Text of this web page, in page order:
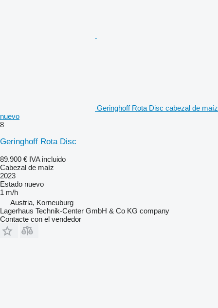
Geringhoff Rota Disc cabezal de maíz
nuevo
8
Geringhoff Rota Disc
89.900 € IVA incluido
Cabezal de maíz
2023
Estado nuevo
1 m/h
Austria, Korneuburg
Lagerhaus Technik-Center GmbH & Co KG company
Contacte con el vendedor